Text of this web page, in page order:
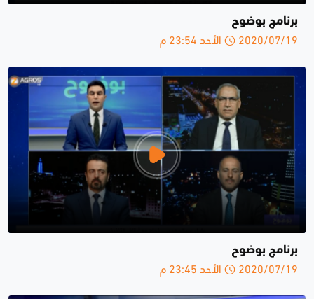
برنامج بوضوح
2020/07/19 الأحد 23:54 م
برنامج بوضوح
2020/07/19 الأحد 23:45 م